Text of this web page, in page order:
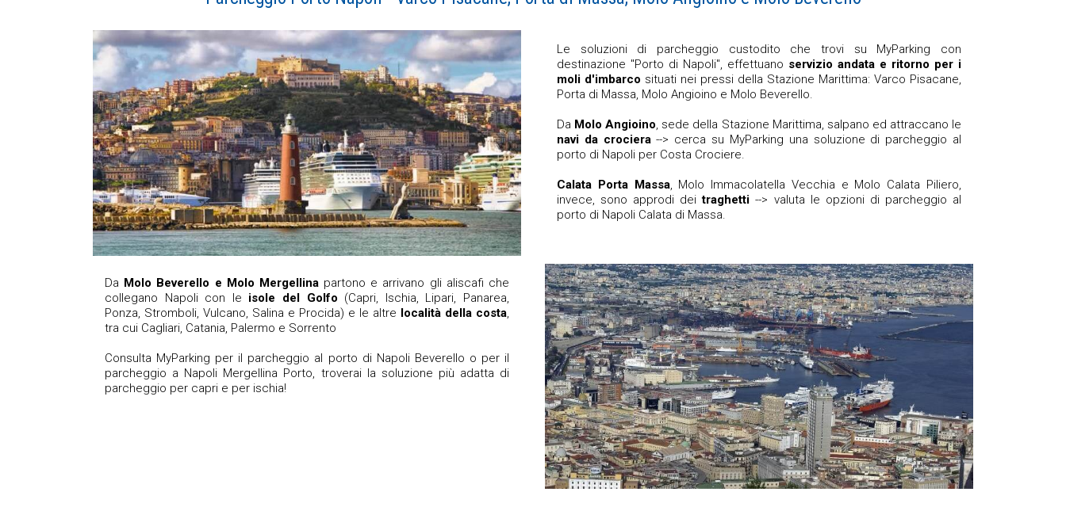
Le soluzioni di parcheggio custodito che trovi su MyParking con
destinazione "Porto di Napoli", effettuano servizio andata e ritorno per i
moli d'imbarco situati nei pressi della Stazione Marittima: Varco Pisacane,
Porta di Massa, Molo Angioino e Molo Beverello.
Da Molo Angioino, sede della Stazione Marittima, salpano ed attraccano le
navi da crociera--> cerca su MyParking una soluzione di parcheggio al
porto di Napoli per Costa Crociere.
Calata Porta Massa, Molo Immacolatella Vecchia e Molo Calata Piliero,
invece, sono approdi deitraghetti --> valuta le opzioni di parcheggio al
porto di Napoli Calata di Massa.
Da Molo Beverello e Molo Mergellinapartono e arrivano gli aliscafi che
collegano Napoli con le isole del Golfo (Capri, Ischia, Lipari, Panarea,
Ponza, Stromboli, Vulcano, Salina e Procida) e le altre località della costa
tra cui Cagliari, Catania, Palermo e Sorrento
Consulta MyParking per il parcheggio al porto di Napoli Beverello o per il
parcheggio a Napoli Mergellina Porto, troverai la soluzione più adatta di
parcheggio per capri e per ischia!